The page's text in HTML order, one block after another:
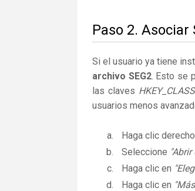
Paso 2.
Si el usuario ya tiene
archivo SEG2. Esto se
las claves
usuarios menos
Haga clic
Seleccione "Abrir
Haga clic en
Haga clic en